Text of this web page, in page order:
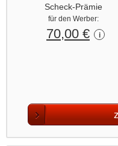
Scheck-Prämie
für den Werber:
70,00 € i